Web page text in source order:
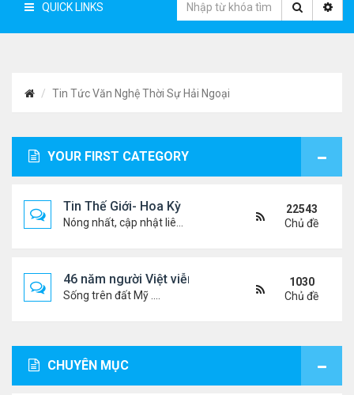
QUICK LINKS
Tin Tức Văn Nghệ Thời Sự Hải Ngoại
YOUR FIRST CATEGORY
Tin Thế Giới- Hoa Kỳ
22543
Chủ đề
46 năm người Việt viễn xứ
Sống trên đất Mỹ ....
1030
Chủ đề
CHUYÊN MỤC